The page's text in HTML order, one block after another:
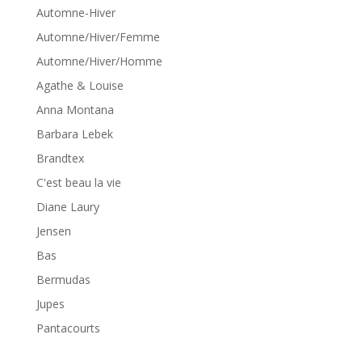
Automne-Hiver
Automne/Hiver/Femme
Automne/Hiver/Homme
Agathe & Louise
Anna Montana
Barbara Lebek
Brandtex
C'est beau la vie
Diane Laury
Jensen
Bas
Bermudas
Jupes
Pantacourts